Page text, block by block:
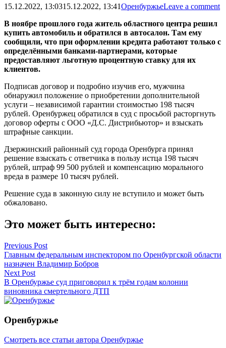
15.12.2022, 13:0315.12.2022, 13:41ОренбуржьеLeave a comment
В ноябре прошлого года житель областного центра решил
купить автомобиль и обратился в автосалон. Там ему
сообщили, что при оформлении кредита работают только с
определёнными банками-партнерами, которые
предоставляют льготную процентную ставку для их
клиентов.
Подписав договор и подробно изучив его, мужчина
обнаружил положение о приобретении дополнительной
услуги – независимой гарантии стоимостью 198 тысяч
рублей. Оренбуржец обратился в суд с просьбой расторгнуть
договор оферты с ООО «Д.С. Дистрибьютор» и взыскать
штрафные санкции.
Дзержинский районный суд города Оренбурга принял
решение взыскать с ответчика в пользу истца 198 тысяч
рублей, штраф 99 500 рублей и компенсацию морального
вреда в размере 10 тысяч рублей.
Решение суда в законную силу не вступило и может быть
обжаловано.
Это может быть интересно:
Навигация
по
записям
Previous Post
Главным федеральным инспектором по Оренбургской области
назначен Владимир Бобров
Next Post
В Оренбуржье суд приговорил к трём годам колонии
виновника смертельного ДТП
Оренбуржье
Смотреть все статьи автора Оренбуржье